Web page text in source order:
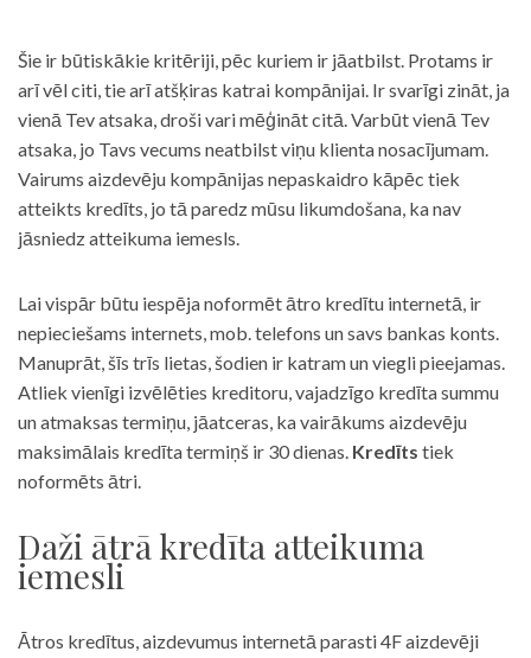
Šie ir būtiskākie kritēriji, pēc kuriem ir jāatbilst. Protams ir
arī vēl citi, tie arī atšķiras katrai kompānijai. Ir svarīgi zināt, ja
vienā Tev atsaka, droši vari mēģināt citā. Varbūt vienā Tev
atsaka, jo Tavs vecums neatbilst viņu klienta nosacījumam.
Vairums aizdevēju kompānijas nepaskaidro kāpēc tiek
atteikts kredīts, jo tā paredz mūsu likumdošana, ka nav
jāsniedz atteikuma iemesls.
Lai vispār būtu iespēja noformēt ātro kredītu internetā, ir
nepieciešams internets, mob. telefons un savs bankas konts.
Manuprāt, šīs trīs lietas, šodien ir katram un viegli pieejamas.
Atliek vienīgi izvēlēties kreditoru, vajadzīgo kredīta summu
un atmaksas termiņu, jāatceras, ka vairākums aizdevēju
maksimālais kredīta termiņš ir 30 dienas. Kredīts tiek
noformēts ātri.
Daži ātrā kredīta atteikuma
iemesli
Ātros kredītus, aizdevumus internetā parasti 4F aizdevēji